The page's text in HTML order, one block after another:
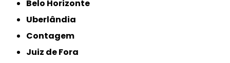
Belo Horizonte
Uberlândia
Contagem
Juiz de Fora